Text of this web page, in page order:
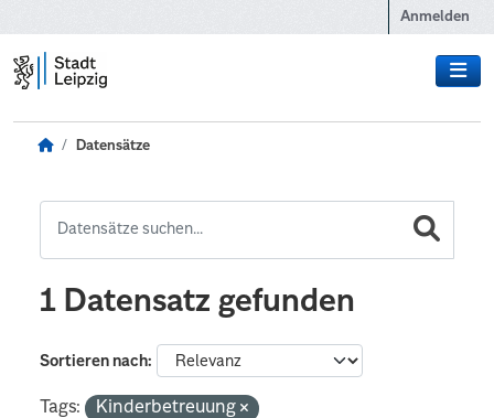
Anmelden
Datensätze
1 Datensatz gefunden
Sortieren nach
Tags:
Kinderbetreuung